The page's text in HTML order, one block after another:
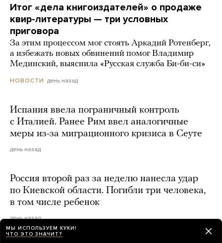
Итог «дела книгоиздателей» о продаже
квир-литературы — три условных
приговора
За этим процессом мог стоять Аркадий Ротенберг,
а избежать новых обвинений помог Владимир
Мединский, выяснила «Русская служба Би-би-си»
НОВОСТИ день назад
Испания ввела пограничный контроль
с Италией. Ранее Рим ввел аналогичные
меры из-за миграционного кризиса в Сеуте
день назад
Россия второй раз за неделю нанесла удар
по Киевской области. Погибли три человека,
в том числе ребенок
день назад
МЫ ИСПОЛЬЗУЕМ КУКИ!
ЧТО ЭТО ЗНАЧИТ?